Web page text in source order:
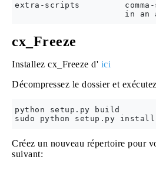
extra-scripts
cx_Freeze
Installez cx_Freeze d' ici
Décompressez le dossier et
python setup.py build
Créez un nouveau répertoire pour
suivant: